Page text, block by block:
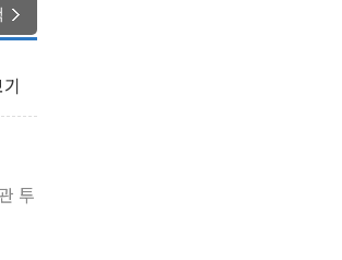
불구속 송치
염 절정…서울 한낮 39도
억원…전년 比 21.2%↑